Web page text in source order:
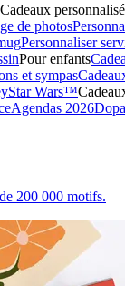
Cadeaux
de photos
Personnaliser
Pour enfants
et sympas
Star Wars™
Agendas 2026
200 000 motifs.